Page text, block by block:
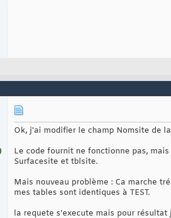
Ok, j'ai modifier le champ Nomsite de
Le code fournit ne fonctionne pas,
Surfacesite et tblsite.
Mais nouveau problème : Ca marche
mes tables sont identiques à TEST.
la requete s'execute mais pour